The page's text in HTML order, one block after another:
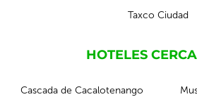
Taxco Ciudad
HOTELES
Cascada de Cacalotenango